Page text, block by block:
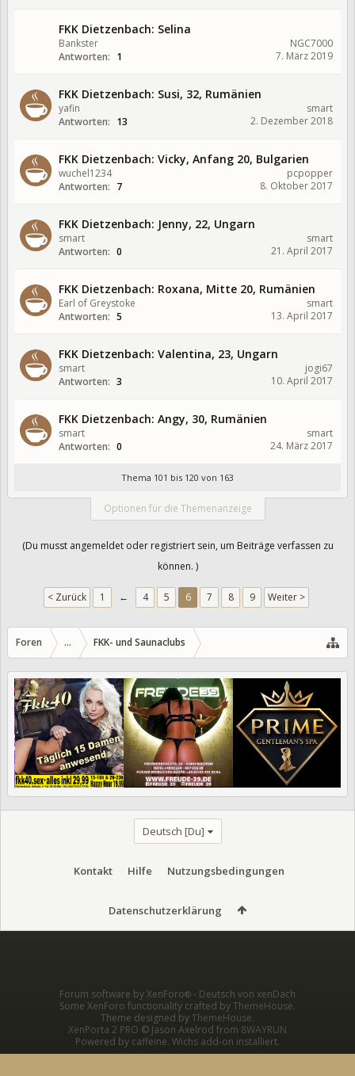
FKK Dietzenbach: Selina
Bankster
NGC7000
Antworten: 1 7. März 2019
FKK Dietzenbach: Susi, 32, Rumänien
yafin
smart
Antworten: 13 2. Dezember 2018
FKK Dietzenbach: Vicky, Anfang 20, Bulgarien
wuchel1234
pcpopper
Antworten: 7 8. Oktober 2017
FKK Dietzenbach: Jenny, 22, Ungarn
smart
smart
Antworten: 0 21. April 2017
FKK Dietzenbach: Roxana, Mitte 20, Rumänien
Earl of Greystoke
smart
Antworten: 5 13. April 2017
FKK Dietzenbach: Valentina, 23, Ungarn
smart
jogi67
Antworten: 3 10. April 2017
FKK Dietzenbach: Angy, 30, Rumänien
smart
smart
Antworten: 0 24. März 2017
Thema 101 bis 120 von 163
Optionen für die Themenanzeige
(Du musst angemeldet oder registriert sein, um Beiträge verfassen zu
können. )
< Zurück 1 ← 4 5 6 7 8 9 Weiter >
Foren ... FKK- und Saunaclubs
Deutsch [Du]
Kontakt Hilfe Nutzungsbedingungen
Datenschutzerklärung
Forum software by XenForo® - Deutsch von xenDach
Some XenForo functionality crafted byThemeHouse.
Theme designed byThemeHouse.
XenPorta 2 PRO © Jason Axelrod from 8WAYRUN
Powered by caffeine. Wichs add-on installiert.